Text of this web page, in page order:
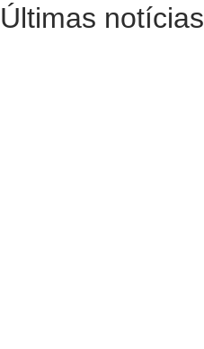
Últimas notícias